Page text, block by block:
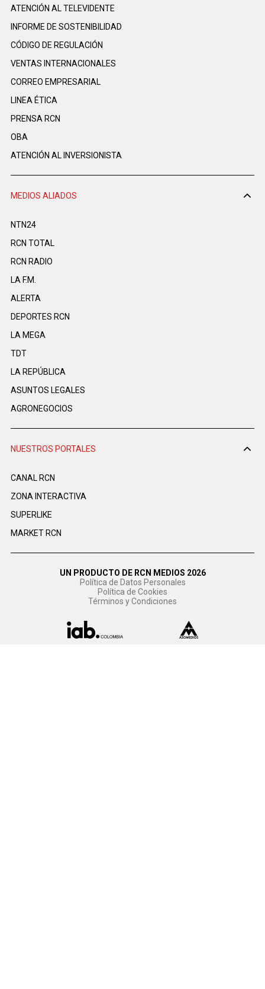
ATENCIÓN AL TELEVIDENTE
INFORME DE SOSTENIBILIDAD
CÓDIGO DE REGULACIÓN
VENTAS INTERNACIONALES
CORREO EMPRESARIAL
LINEA ÉTICA
PRENSA RCN
OBA
ATENCIÓN AL INVERSIONISTA
MEDIOS ALIADOS
NTN24
RCN TOTAL
RCN RADIO
LA F.M.
ALERTA
DEPORTES RCN
LA MEGA
TDT
LA REPÚBLICA
ASUNTOS LEGALES
AGRONEGOCIOS
NUESTROS PORTALES
CANAL RCN
ZONA INTERACTIVA
SUPERLIKE
MARKET RCN
UN PRODUCTO DE RCN MEDIOS 2026
Política de Datos Personales
Política de Cookies
Términos y Condiciones